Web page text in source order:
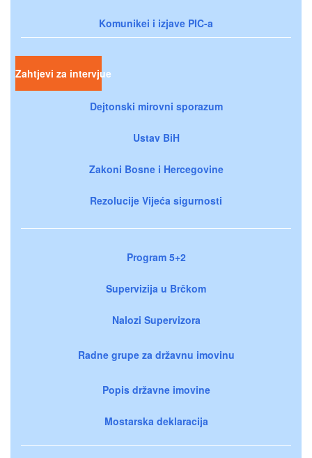
Komunikei i izjave PIC-a
Zahtjevi za intervjue
Dejtonski mirovni sporazum
Ustav BiH
Zakoni Bosne i Hercegovine
Rezolucije Vijeća sigurnosti
Program 5+2
Supervizija u Brčkom
Nalozi Supervizora
Radne grupe za državnu imovinu
Popis državne imovine
Mostarska deklaracija